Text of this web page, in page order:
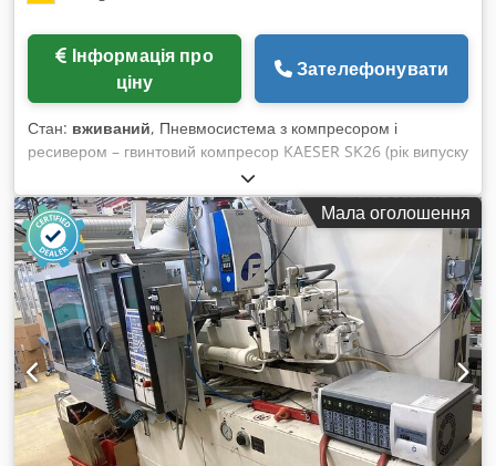
ціну
Зателефонувати
Стан: вживаний, Пневмосистема з компресором і
ресивером – гвинтовий компресор KAESER SK26 (рік випуску
2005) – ресивер Gebre GmbH об'ємом 750 л (рік випуску
1996), встановлений на трьох ніжках із манометром.
Обладнання (додатково): повітряний компресор із
ресивером; роки випуску 1996 – 2005 Продуктивність
прибл.: 2,2 м³/год Максимальний робочий тиск компресора:
10 бар Об'єм ресивера: 750 л Chodpjw Tbtkofx Akvea
Максимальний робочий тиск ресивера: 11 бар Потужність:
15 кВт Струм: 31 А Напруга: 400 В Частота: 50 Гц Довжина:
0,8 м Ширина: 0,8 м Висота: 1,03 м Управління / керування:
панель управління на компресорі Базова конструкція:
ресивер на трьох ніжках Комплектація: повітряний
компресор, ресивер Вага: 290 кг
Мала оголошення